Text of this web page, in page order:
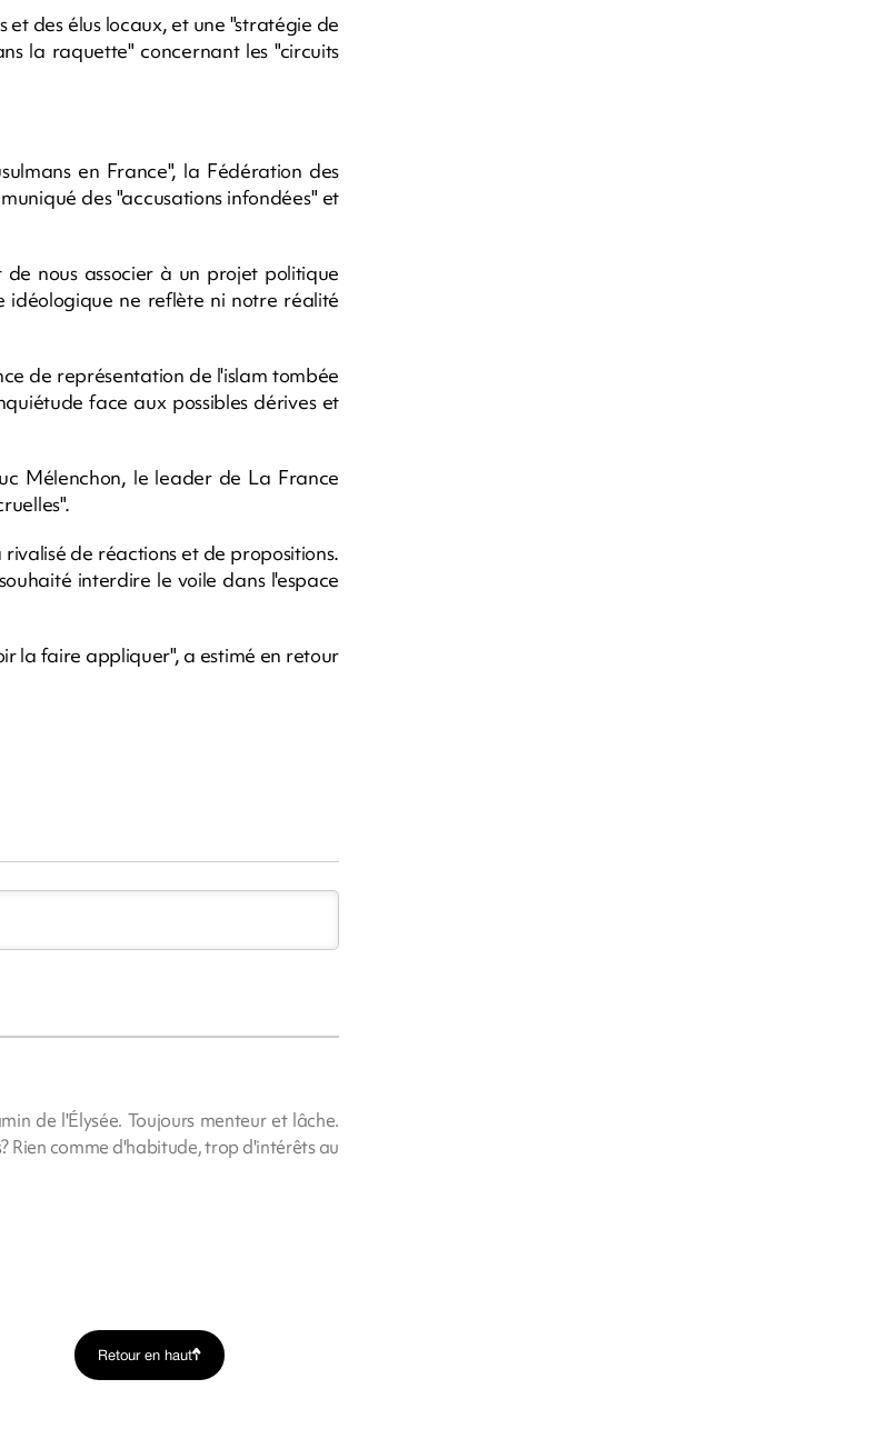
des élus locaux, et une "stratégie de
la raquette" concernant les "circuits
en France", la Fédération des
des "accusations infondées" et
nous associer à un projet politique
idéologique ne reflète ni notre réalité
de représentation de l'islam tombée
face aux possibles dérives et
Mélenchon, le leader de La France
de réactions et de propositions.
interdire le voile dans l'espace
la faire appliquer", a estimé en retour
de l'Élysée. Toujours menteur et lâche.
Rien comme d'habitude, trop d'intérêts au
Retour en haut